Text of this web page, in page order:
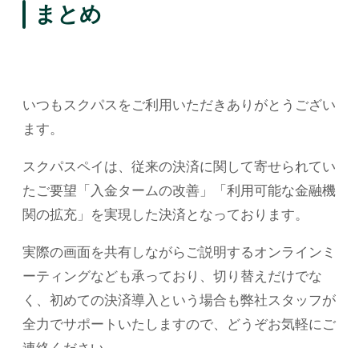
まとめ
いつもスクパスをご利用いただきありがとうござい
ます。
スクパスペイは、従来の決済に関して寄せられてい
たご要望「入金タームの改善」「利用可能な金融機
関の拡充」を実現した決済となっております。
実際の画面を共有しながらご説明するオンラインミ
ーティングなども承っており、切り替えだけでな
く、初めての決済導入という場合も弊社スタッフが
全力でサポートいたしますので、どうぞお気軽にご